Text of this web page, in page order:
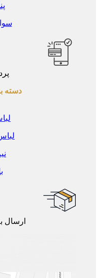
پنل
دسته
لباس
لباس
نیم
ارسال به